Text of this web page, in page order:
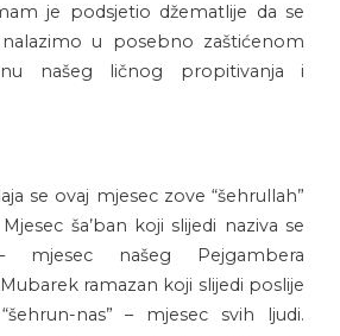
je podsjetio džematlije da se
u posebno zaštićenom
našeg ličnog propitivanja i
se ovaj mjesec zove “šehrullah”
ša’ban koji slijedi naziva se
– mjesec našeg Pejgambera
ramazan koji slijedi poslije
nas” – mjesec svih ljudi.